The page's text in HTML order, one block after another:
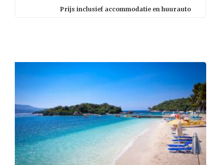
Prijs inclusief accommodatie en huurauto